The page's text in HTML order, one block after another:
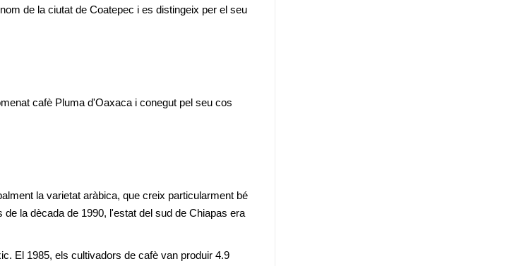
de la ciutat de Coatepec i es distingeix per el seu
cafè Pluma d'Oaxaca i conegut pel seu cos
la varietat aràbica, que creix particularment bé
la dècada de 1990, l'estat del sud de Chiapas era
El 1985, els cultivadors de cafè van produir 4.9